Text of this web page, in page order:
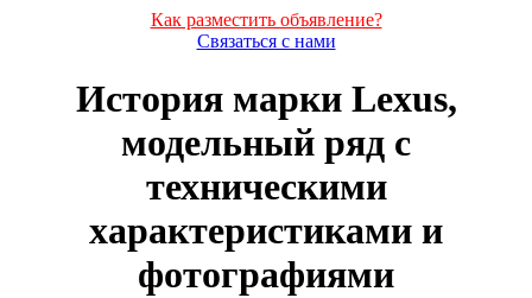
Как разместить объявление?
Связаться с нами
История марки Lexus,
модельный ряд с
техническими
характеристиками и
фотографиями